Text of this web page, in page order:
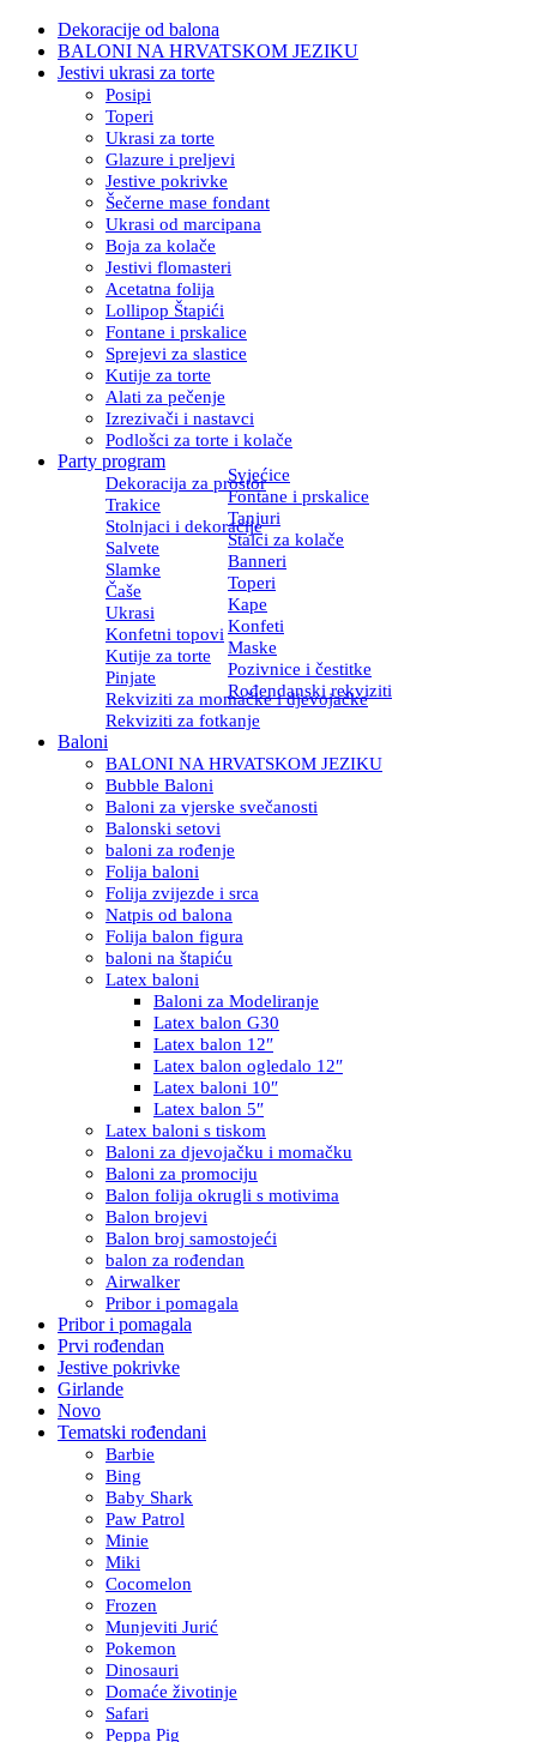
Dekoracije od balona
BALONI NA HRVATSKOM JEZIKU
Jestivi ukrasi za torte
Posipi
Toperi
Ukrasi za torte
Glazure i preljevi
Jestive pokrivke
Šečerne mase fondant
Ukrasi od marcipana
Boja za kolače
Jestivi flomasteri
Acetatna folija
Lollipop Štapići
Fontane i prskalice
Sprejevi za slastice
Kutije za torte
Alati za pečenje
Izrezivači i nastavci
Podlošci za torte i kolače
Party program
Dekoracija za prostor
Svjećice
Trakice
Fontane i prskalice
Stolnjaci i dekoracije
Tanjuri
Salvete
Stalci za kolače
Slamke
Banneri
Čaše
Toperi
Ukrasi
Kape
Konfetni topovi Konfeti
Kutije za torte
Maske
Pinjate
Pozivnice i čestitke
Rekviziti za momačke i djevojačke
Rođendanski rekviziti
Rekviziti za fotkanje
Baloni
BALONI NA HRVATSKOM JEZIKU
Bubble Baloni
Baloni za vjerske svečanosti
Balonski setovi
baloni za rođenje
Folija baloni
Folija zvijezde i srca
Natpis od balona
Folija balon figura
baloni na štapiću
Latex baloni
Baloni za Modeliranje
Latex balon G30
Latex balon 12″
Latex balon ogledalo 12″
Latex baloni 10″
Latex balon 5″
Latex baloni s tiskom
Baloni za djevojačku i momačku
Baloni za promociju
Balon folija okrugli s motivima
Balon brojevi
Balon broj samostojeći
balon za rođendan
Airwalker
Pribor i pomagala
Pribor i pomagala
Prvi rođendan
Jestive pokrivke
Girlande
Novo
Tematski rođendani
Barbie
Bing
Baby Shark
Paw Patrol
Minie
Miki
Cocomelon
Frozen
Munjeviti Jurić
Pokemon
Dinosauri
Domaće životinje
Safari
Peppa Pig